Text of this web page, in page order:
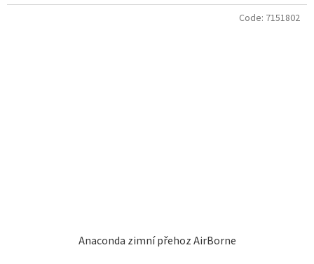
Anaconda zimní přehoz AirBorne
Code: 7151802